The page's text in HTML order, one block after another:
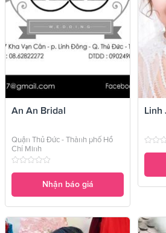
An An Bridal
Quận Thủ Đức - Thành phố Hồ
Chí Minh
Nhận báo giá
Linh